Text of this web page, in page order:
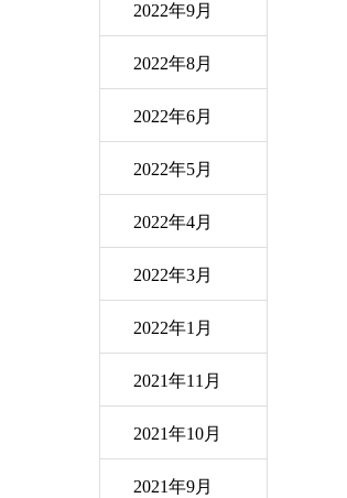
2022年9月
2022年8月
2022年6月
2022年5月
2022年4月
2022年3月
2022年1月
2021年11月
2021年10月
2021年9月